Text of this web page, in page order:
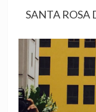
SANTA ROSA